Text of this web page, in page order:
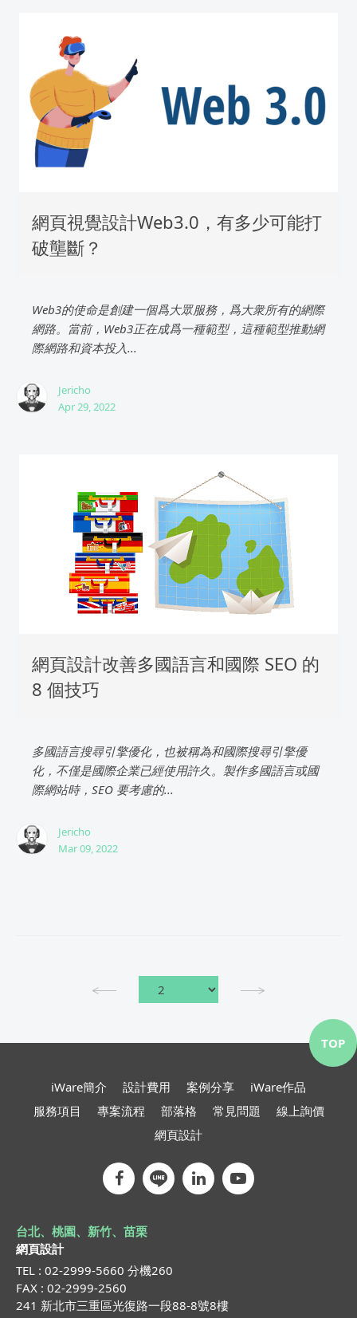
網頁視覺設計Web3.0，有多少可能打
破壟斷？
Web3的使命是創建一個爲大眾服務，爲大衆所有的網際
網路。當前，Web3正在成爲一種範型，這種範型推動網
際網路和資本投入...
Jericho
Apr 29, 2022
網頁設計改善多國語言和國際 SEO 的
8 個技巧
多國語言搜尋引擎優化，也被稱為和國際搜尋引擎優
化，不僅是國際企業已經使用許久。製作多國語言或國
際網站時，SEO 要考慮的...
Jericho
Mar 09, 2022
iWare簡介 設計費用 案例分享
iWare作品
服務項目
專案流程 部落格 常見問題
線上詢價
網頁設計
台北、桃園、新竹、苗栗
網頁設計
TEL : 02-2999-5660 分機260
FAX : 02-2999-2560
241 新北市三重區光復路一段88-8號8樓
TOP